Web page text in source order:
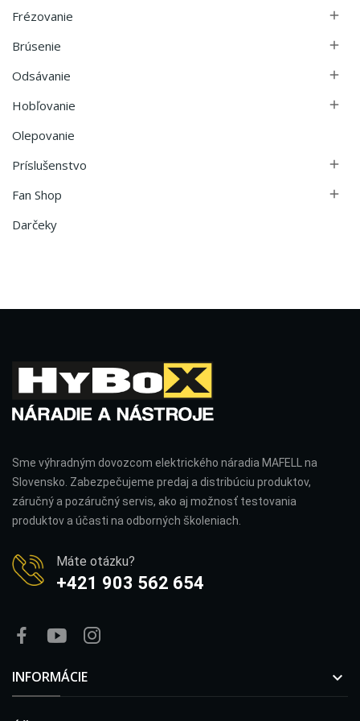
Frézovanie 
Brúsenie 
Odsávanie 
Hobľovanie 
Olepovanie
Príslušenstvo

Fan Shop 
Darčeky
Sme výhradným dovozcom elektrického náradia MAFELL na
Slovensko. Zabezpečujeme predaj a distribúciu produktov,
záručný a pozáručný servis, ako aj možnosť testovania
produktov a účasti na odborných školeniach.
Máte otázku?
+421 903 562 654
INFORMÁCIE 